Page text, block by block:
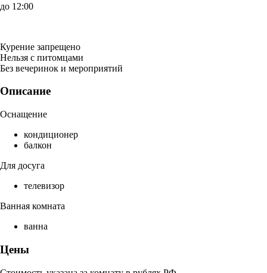
до 12:00
Курение запрещено
Нельзя с питомцами
Без вечеринок и мероприятий
Описание
Оснащение
кондиционер
балкон
Для досуга
телевизор
Ванная комната
ванна
Цены